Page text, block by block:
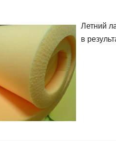
Летний
в